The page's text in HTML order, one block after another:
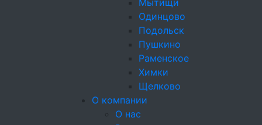
Мытищи
Одинцово
Подольск
Пушкино
Раменское
Химки
Щелково
О компании
О нас